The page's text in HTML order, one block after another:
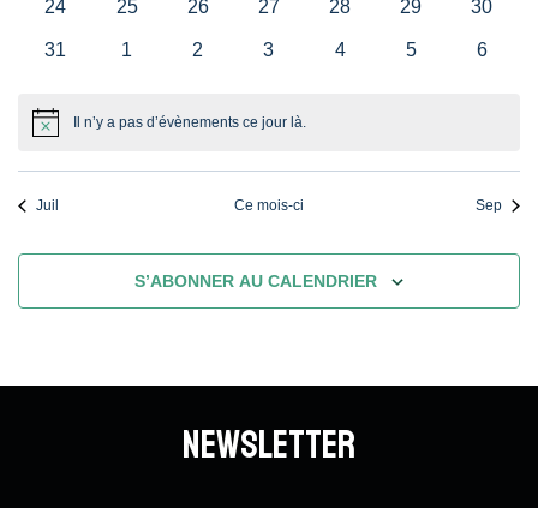
0
24
0
25
0
26
0
27
0
28
0
29
0
30
0
31
0
1
0
2
0
3
0
4
0
5
0
6
Notice Il n’y a pas d’évènements ce jour là.
Juil Ce mois-ci Sep
S’ABONNER AU CALENDRIER
Newsletter